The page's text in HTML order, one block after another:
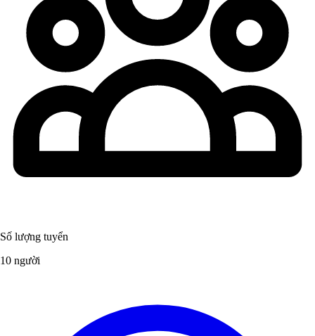
Số lượng tuyển
10 người